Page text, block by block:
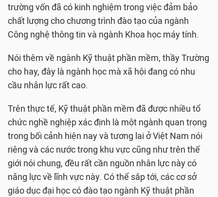
trường vốn đã có kinh nghiệm trong việc đảm bảo
chất lượng cho chương trình đào tạo của ngành
Công nghệ thông tin và ngành Khoa học máy tính.
Nói thêm về ngành Kỹ thuật phần mềm, thầy Trường
cho hay, đây là ngành học mà xã hội đang có nhu
cầu nhân lực rất cao.
Trên thực tế, Kỹ thuật phần mềm đã được nhiều tổ
chức nghề nghiệp xác định là một ngành quan trọng
trong bối cảnh hiện nay và tương lai ở Việt Nam nói
riêng và các nước trong khu vực cũng như trên thế
giới nói chung, đều rất cần nguồn nhân lực này có
năng lực về lĩnh vực này. Có thể sắp tới, các cơ sở
giáo dục đại học có đào tạo ngành Kỹ thuật phần